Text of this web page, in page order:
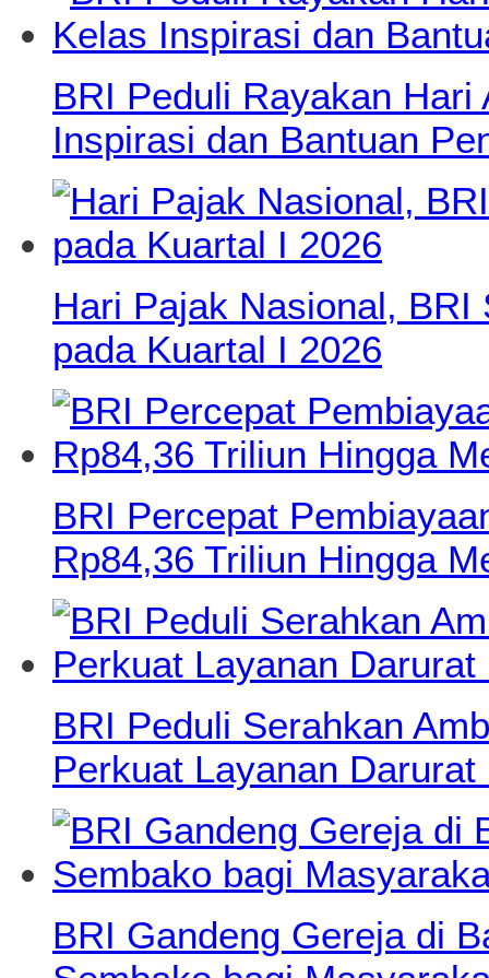
BRI Peduli Rayakan
Inspirasi dan Bantuan
Hari Pajak Nasional, BRI
pada Kuartal I 2026
BRI Percepat
Rp84,36 Triliun Hingga
BRI Peduli Serahkan
Perkuat Layanan
BRI Gandeng Gereja di